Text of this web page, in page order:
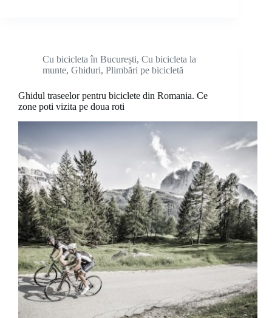
Cu bicicleta în București, Cu bicicleta la
munte, Ghiduri, Plimbări pe bicicletă
Ghidul traseelor pentru biciclete din Romania. Ce
zone poti vizita pe doua roti